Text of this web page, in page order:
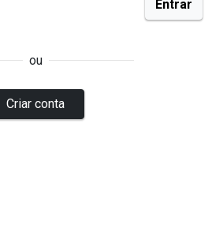
ou
Criar conta